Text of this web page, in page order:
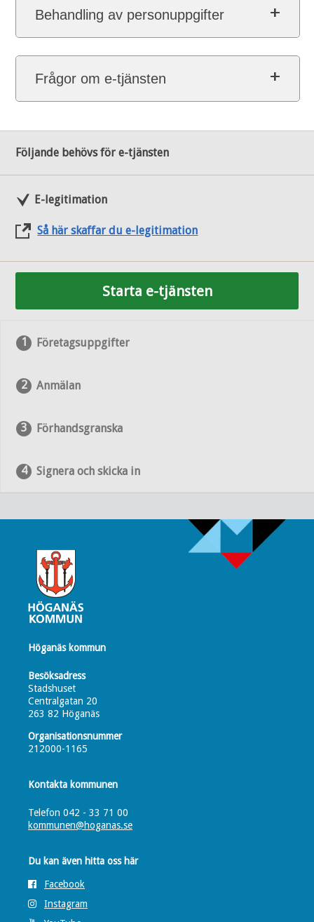
Behandling av personuppgifter
Frågor om e-tjänsten
Följande behövs för e-tjänsten
E-legitimation
Så här skaffar du e-legitimation
Starta e-tjänsten
Företagsuppgifter
Anmälan
Förhandsgranska
Signera och skicka in
Höganäs kommun
Besöksadress
Stadshuset
Centralgatan 20
263 82 Höganäs
Organisationsnummer
212000-1165
Kontakta kommunen
Telefon 042 - 33 71 00
kommunen@hoganas.se
Du kan även hitta oss här
Facebook
Instagram